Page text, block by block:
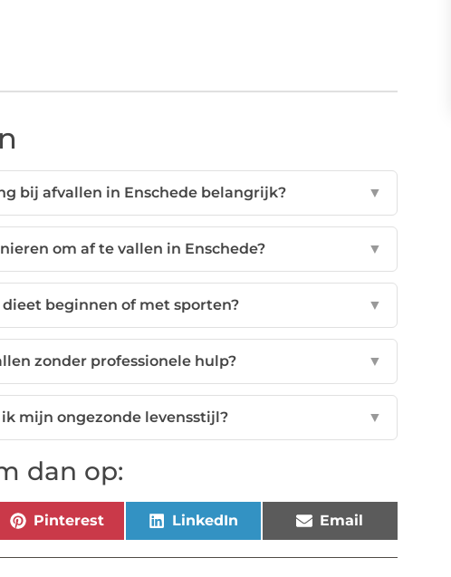
bij afvallen in Enschede belangrijk? ▼
om af te vallen in Enschede? ▼
beginnen of met sporten? ▼
zonder professionele hulp? ▼
mijn ongezonde levensstijl? ▼
dan op:
Pinterest LinkedIn Email